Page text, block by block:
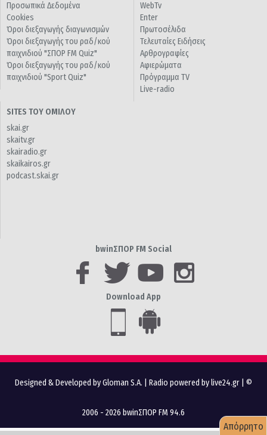
Προσωπικά Δεδομένα
Cookies
Όροι διεξαγωγής διαγωνισμών
Όροι διεξαγωγής του ραδ/κού
παιχνιδιού "ΣΠΟΡ FM Quiz"
Όροι διεξαγωγής του ραδ/κού
παιχνιδιού "Sport Quiz"
WebTv
Enter
Πρωτοσέλιδα
Τελευταίες Ειδήσεις
Αρθρογραφίες
Αφιερώματα
Πρόγραμμα TV
Live-radio
SITES ΤΟΥ ΟΜΙΛΟΥ
skai.gr
skaitv.gr
skairadio.gr
skaikairos.gr
podcast.skai.gr
bwinΣΠΟΡ FM Social
Download App
Designed & Developed by Gloman S.A. Radio powered by live24.gr | ©
2006 - 2026 bwinΣΠΟΡ FM 94.6
Απόρρητο